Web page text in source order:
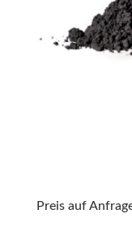
Preis auf